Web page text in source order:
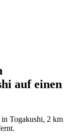
auf einen
Togakushi, 2 km